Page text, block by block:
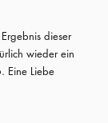
dieser
wieder ein
Eine Liebe